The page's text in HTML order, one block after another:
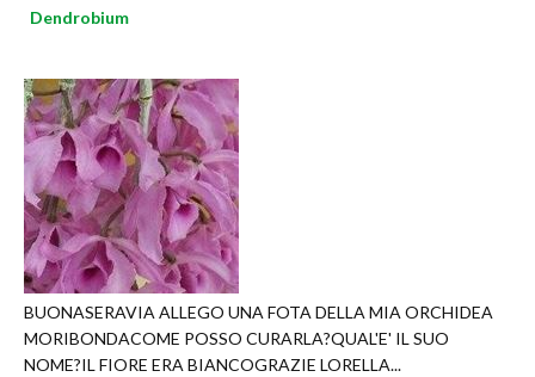
Dendrobium
BUONASERAVIA ALLEGO UNA FOTA DELLA MIA ORCHIDEA
MORIBONDACOME POSSO CURARLA?QUAL'E' IL SUO
NOME?IL FIORE ERA BIANCOGRAZIE LORELLA...